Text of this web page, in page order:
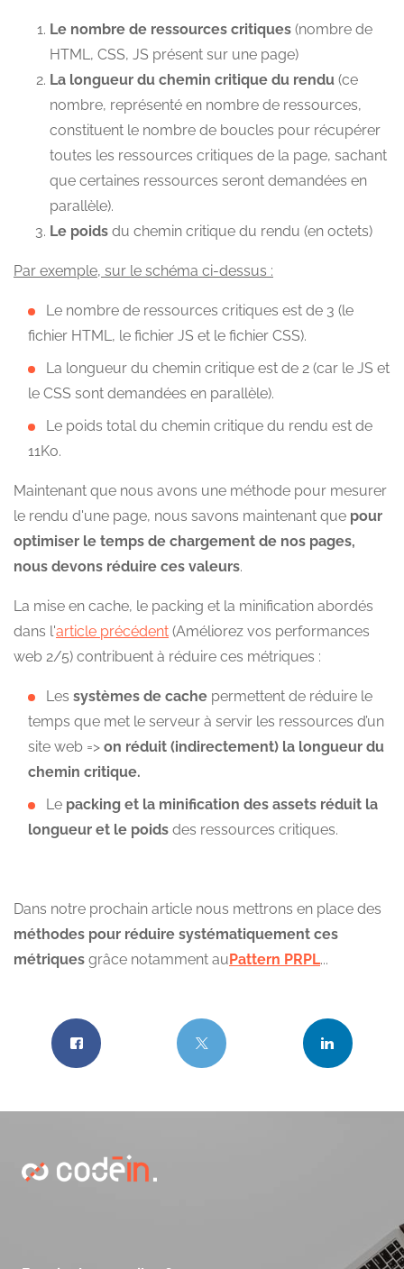
Le nombre de ressources critiques (nombre de
HTML, CSS, JS présent sur une page)
La longueur du chemin critique du rendu (ce
nombre, représenté en nombre de ressources,
constituent le nombre de boucles pour récupérer
toutes les ressources critiques de la page, sachant
que certaines ressources seront demandées en
parallèle).
Le poids du chemin critique du rendu (en octets)
Par exemple, sur le schéma ci-dessus :
Le nombre de ressources critiques est de 3 (le
fichier HTML, le fichier JS et le fichier CSS).
La longueur du chemin critique est de 2 (car le JS et
le CSS sont demandées en parallèle).
Le poids total du chemin critique du rendu est de
11Ko.
Maintenant que nous avons une méthode pour mesurer
le rendu d'une page, nous savons maintenant que pour
optimiser le temps de chargement de nos pages,
nous devons réduire ces valeurs.
La mise en cache, le packing et la minification abordés
dans l'article précédent (Améliorez vos performances
web 2/5) contribuent à réduire ces métriques :
Les systèmes de cache permettent de réduire le
temps que met le serveur à servir les ressources d’un
site web => on réduit (indirectement) la longueur du
chemin critique.
Le packing et la minification des assets réduit la
longueur et le poids des ressources critiques.
Dans notre prochain article nous mettrons en place des
méthodes pour réduire systématiquement ces
métriques grâce notamment auPattern PRPL...